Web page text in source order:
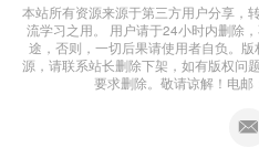
本站所有资源来源于第三方用户分享，
流学习之用。 用户请于24小时内删除
途，否则，一切后果请使用者自负。
源，请联系站长删除下架，如有版权问
要求删除。敬请谅解！电